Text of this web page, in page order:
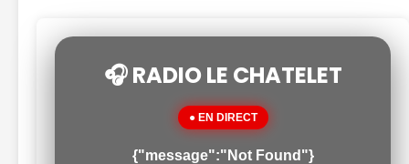
🎧 RADIO LE CHATELET
● EN DIRECT
{"message":"Not Found"}